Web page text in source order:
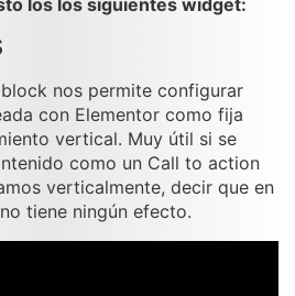
los los siguientes widget:
nos permite configurar
con Elementor como fija
vertical. Muy útil si se
como un Call to action
verticalmente, decir que en
tiene ningún efecto.